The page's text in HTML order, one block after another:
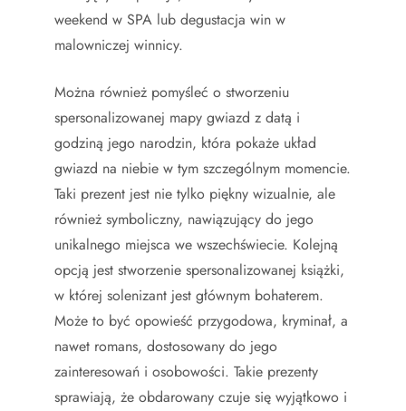
weekend w SPA lub degustacja win w
malowniczej winnicy.
Można również pomyśleć o stworzeniu
spersonalizowanej mapy gwiazd z datą i
godziną jego narodzin, która pokaże układ
gwiazd na niebie w tym szczególnym momencie.
Taki prezent jest nie tylko piękny wizualnie, ale
również symboliczny, nawiązujący do jego
unikalnego miejsca we wszechświecie. Kolejną
opcją jest stworzenie spersonalizowanej książki,
w której solenizant jest głównym bohaterem.
Może to być opowieść przygodowa, kryminał, a
nawet romans, dostosowany do jego
zainteresowań i osobowości. Takie prezenty
sprawiają, że obdarowany czuje się wyjątkowo i